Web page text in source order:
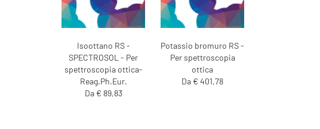
Isoottano RS -
SPECTROSOL - Per
spettroscopia ottica-
Reag.Ph.Eur.
Da € 89,83
Potassio bromuro RS -
Per spettroscopia
ottica
Da € 401,78